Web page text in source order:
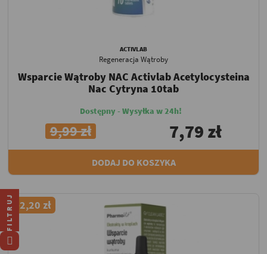
ACTIVLAB
Regeneracja Wątroby
Wsparcie Wątroby NAC Activlab Acetylocysteina
Nac Cytryna 10tab
Dostępny - Wysyłka w 24h!
9,99 zł 7,79 zł
DODAJ DO KOSZYKA
-2,20 zł
FILTRUJ